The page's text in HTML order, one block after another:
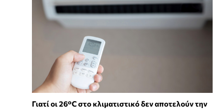
Γιατί οι 26°C στο κλιματιστικό δεν αποτελούν την